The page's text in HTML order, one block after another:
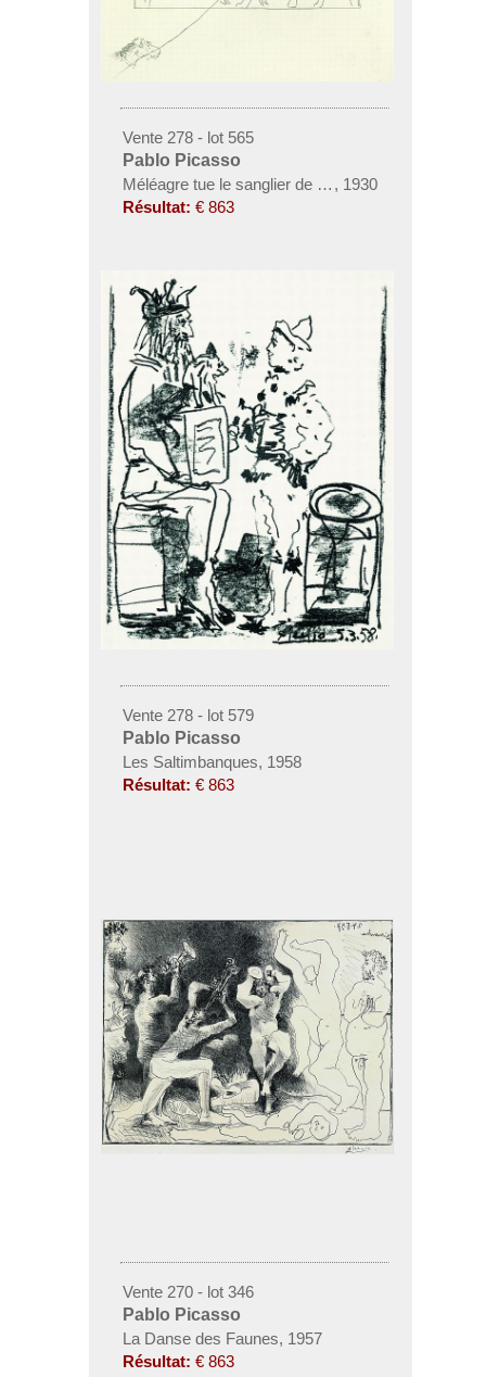
Vente 278 - lot 565
Pablo Picasso
Méléagre tue le sanglier de Calydon
, 1930
Résultat: € 863
Vente 278 - lot 579
Pablo Picasso
Les Saltimbanques, 1958
Résultat: € 863
Vente 270 - lot 346
Pablo Picasso
La Danse des Faunes, 1957
Résultat: € 863